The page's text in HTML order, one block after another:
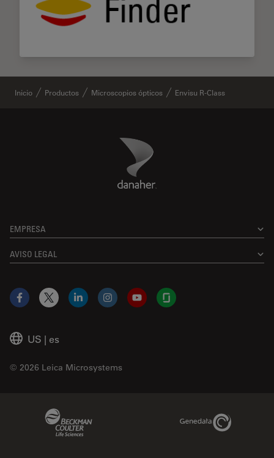
Inicio Productos Microscopios ópticos Envisu R-Class
Danaher Logo
EMPRESA
AVISO LEGAL
US | es
© 2026 Leica Microsystems
Facebook
X LinkedInInstagramYouTubeGlassdoor
Genedata Link